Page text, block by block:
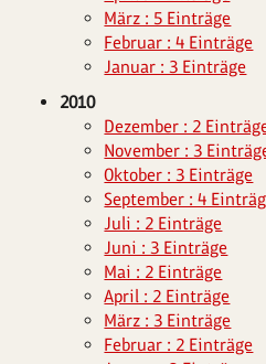
März : 5 Einträge
Februar : 4 Einträge
Januar : 3 Einträge
2010
Dezember : 2
November : 3
Oktober : 3 Einträge
September : 4
Juli : 2 Einträge
Juni : 3 Einträge
Mai : 2 Einträge
April : 2 Einträge
März : 3 Einträge
Februar : 2 Einträge